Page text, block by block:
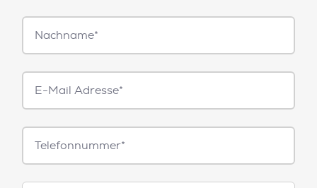
Nachname*
E-
Mail*
Telefonnummer